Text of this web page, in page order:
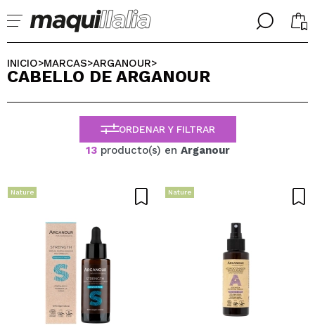
╳
Ya soy #maquilover, tengo cuenta
¿Olvidaste la contraseña?
No tengo cuenta aquí
QUIERO REGISTRARME
╳
SELECCIONA TU IDIOMA
ESPAÑOL
ENGLISH
FRANCES
ALEMAN
INICIO>MARCAS>ARGANOUR>
CABELLO DE ARGANOUR
ORDENAR Y FILTRAR
13producto(s) en Arganour
Nature Nature